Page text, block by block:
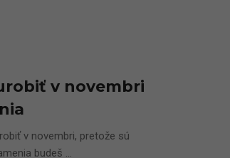
v novembri
v novembri, pretože sú
budeš ...